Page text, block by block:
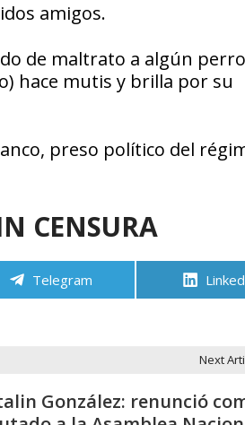
amigos.
de maltrato a algún
hace mutis y brilla por su
preso político del
CENSURA
Compartir
Telegram
Next
González: renunció